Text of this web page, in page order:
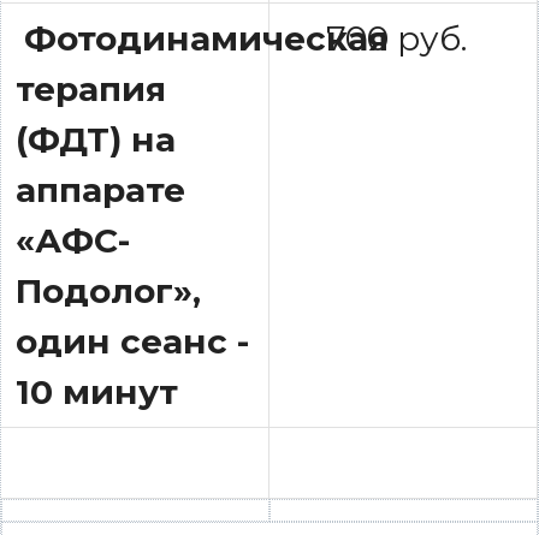
Фотодинамическая
терапия
(ФДТ) на
аппарате
«АФС-
Подолог»,
один сеанс -
10 минут
700 руб.